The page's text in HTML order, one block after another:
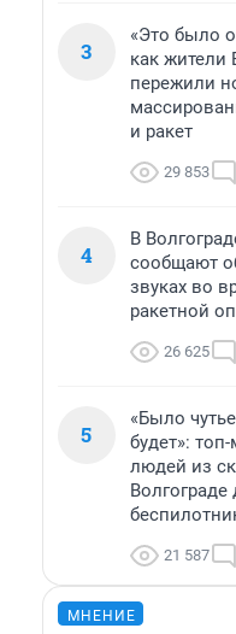
3
«Это было
как жители
пережили
и ракет
29 853
4
В
сообщают
звуках во
ракетной
26 625
5
«Было
будет»:
людей из
Волгограде
21 587
МНЕНИЕ